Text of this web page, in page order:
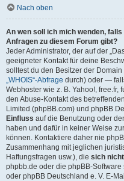
Nach oben
An wen soll ich mich wenden,
Anfragen zu diesem Forum gibt?
Jeder Administrator, der auf der
geeigneter Kontakt für deine
solltest du den Besitzer der
„WHOIS“-Abfrage durch) oder —
Webhoster wie z. B. Yahoo!,
den Abuse-Kontakt des
Limited (phpBB.com) und phpBB
Einfluss auf die Benutzung oder
haben und dafür in keiner Weise
können. Kontaktiere daher nie
Zusammenhang mit jeglichen
Haftungsfragen usw.), die sich
phpbb.de oder die phpBB-
oder phpBB Deutschland e. V. E-